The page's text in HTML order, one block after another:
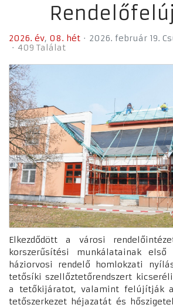
2026. év 08. hét
2026. február 19.
409 Találat
Elkezdődött a városi
korszerűsítési munkálatainak
háziorvosi rendelő homlokzati
tetősíki szellőztetőrendszert
a tetőkijáratot, valamint felújítják
tetőszerkezet héjazatát és